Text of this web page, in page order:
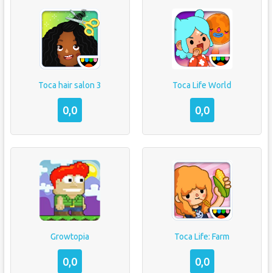
Toca hair salon 3
0,0
Toca Life World
0,0
Growtopia
0,0
Toca Life: Farm
0,0